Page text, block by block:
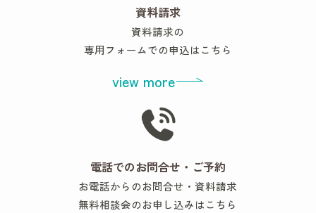
資料請求
資料請求の
専用フォームでの申込はこちら
view more
電話でのお問合せ・ご予約
お電話からのお問合せ・資料請求
無料相談会のお申し込みはこちら